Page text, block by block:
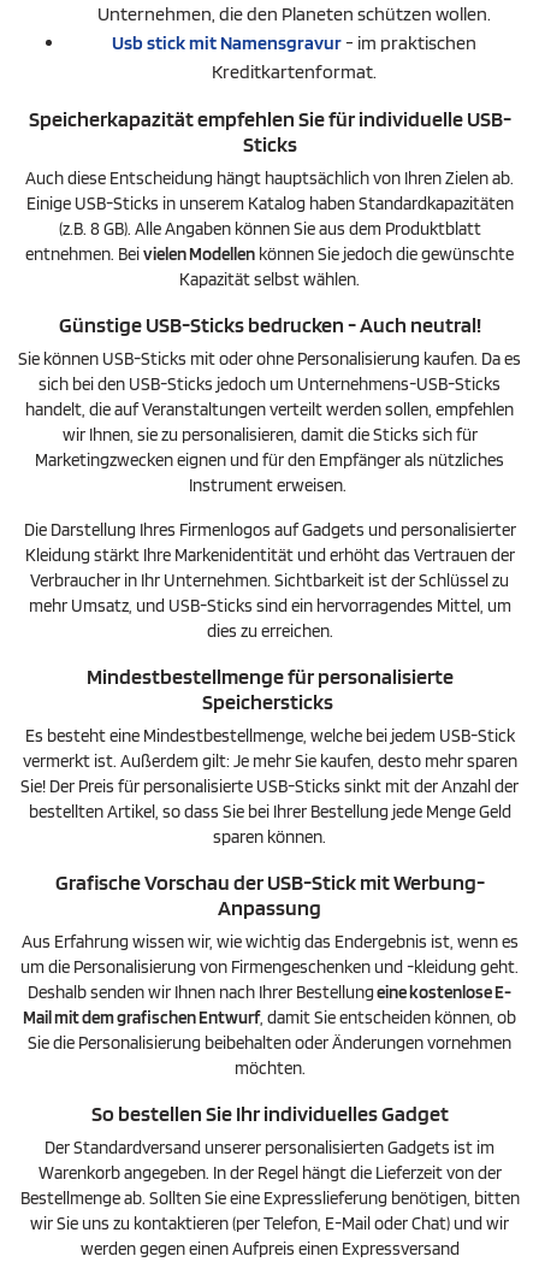
Unternehmen, die den Planeten schützen wollen.
Usb stick mit Namensgravur- im praktischen
Kreditkartenformat.
Speicherkapazität empfehlen Sie für individuelle USB-
Sticks
Auch diese Entscheidung hängt hauptsächlich von Ihren Zielen ab.
Einige USB-Sticks in unserem Katalog haben Standardkapazitäten
(z.B. 8 GB). Alle Angaben können Sie aus dem Produktblatt
entnehmen. Beivielen Modellen können Sie jedoch die gewünschte
Kapazität selbst wählen.
Günstige USB-Sticks bedrucken - Auch neutral!
Sie können USB-Sticks mit oder ohne Personalisierung kaufen. Da es
sich bei den USB-Sticks jedoch um Unternehmens-USB-Sticks
handelt, die auf Veranstaltungen verteilt werden sollen, empfehlen
wir Ihnen, sie zu personalisieren, damit die Sticks sich für
Marketingzwecken eignen und für den Empfänger als nützliches
Instrument erweisen.
Die Darstellung Ihres Firmenlogos auf Gadgets und personalisierter
Kleidung stärkt Ihre Markenidentität und erhöht das Vertrauen der
Verbraucher in Ihr Unternehmen. Sichtbarkeit ist der Schlüssel zu
mehr Umsatz, und USB-Sticks sind ein hervorragendes Mittel, um
dies zu erreichen.
Mindestbestellmenge für personalisierte
Speichersticks
Es besteht eine Mindestbestellmenge, welche bei jedem USB-Stick
vermerkt ist. Außerdem gilt: Je mehr Sie kaufen, desto mehr sparen
Sie! Der Preis für personalisierte USB-Sticks sinkt mit der Anzahl der
bestellten Artikel, so dass Sie bei Ihrer Bestellung jede Menge Geld
sparen können.
Grafische Vorschau der USB-Stick mit Werbung-
Anpassung
Aus Erfahrung wissen wir, wie wichtig das Endergebnis ist, wenn es
um die Personalisierung von Firmengeschenken und -kleidung geht.
Deshalb senden wir Ihnen nach Ihrer Bestellungeine kostenlose E-
Mail mit dem grafischen Entwurf, damit Sie entscheiden können, ob
Sie die Personalisierung beibehalten oder Änderungen vornehmen
möchten.
So bestellen Sie Ihr individuelles Gadget
Der Standardversand unserer personalisierten Gadgets ist im
Warenkorb angegeben. In der Regel hängt die Lieferzeit von der
Bestellmenge ab. Sollten Sie eine Expresslieferung benötigen, bitten
wir Sie uns zu kontaktieren (per Telefon, E-Mail oder Chat) und wir
werden gegen einen Aufpreis einen Expressversand